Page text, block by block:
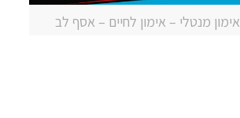
מנטלי – אימון לחיים – אסף לב